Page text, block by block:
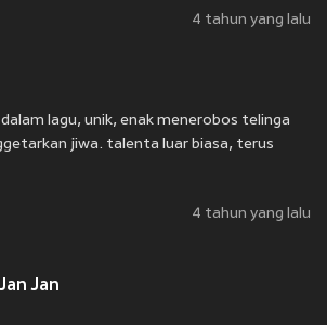
4 tahun yang lalu
lagu, unik, enak menerobos telinga
jiwa. talenta luar biasa, terus
4 tahun yang lalu
Jan